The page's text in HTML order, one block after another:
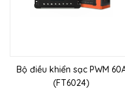
Bộ điều khiển sạc PWM
(FT6024)